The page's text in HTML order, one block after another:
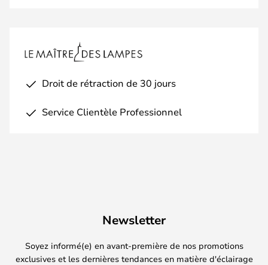
Droit de rétraction de 30 jours
Service Clientèle Professionnel
Newsletter
Soyez informé(e) en avant-première de nos promotions
exclusives et les dernières tendances en matière d'éclairage